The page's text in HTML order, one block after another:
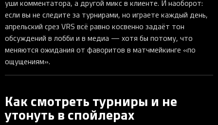
уши комментатора, а другой микс в клиенте. И наоборот:
если вы не следите за турнирами, но играете каждый день,
апрельский срез VRS всё равно косвенно задаёт тон
обсуждений в лобби и в медиа — хотя бы потому, что
меняются ожидания от фаворитов в матчмейкинге «по
ощущениям».
Как смотреть турниры и не
утонуть в спойлерах